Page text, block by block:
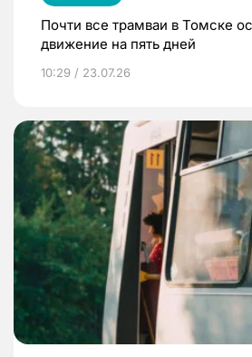
Почти все трамваи в Томске
движение на пять дней
10:29 / 23.07.26